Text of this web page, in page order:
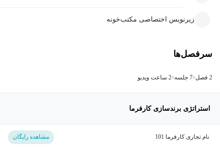
زیرنویس اختصاصی مکتب‌خونه
سرفصل‌ها
2 فصل 7 جلسه 2 ساعت ویدیو
استراتژی برندسازی کارفرما
نام تجاری کارفرما 101 مشاهده رایگان